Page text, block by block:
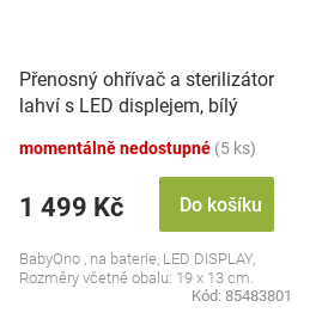
Přenosný ohřívač a sterilizátor
lahví s LED displejem, bílý
momentálně nedostupné (5 ks)
1 499 Kč Do košíku
BabyOno , na baterie, LED DISPLAY,
Rozměry včetně obalu: 19 x 13 cm.
Kód: 85483801